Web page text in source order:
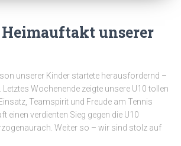
unserer
unserer Kinder startete herausfordernd –
Wochenende zeigte unsere U10 tollen
Teamspirit und Freude am Tennis
einen verdienten Sieg gegen die U10
Weiter so – wir sind stolz auf